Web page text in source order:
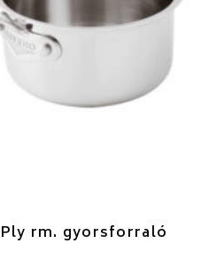
Ply rm. gyorsforraló